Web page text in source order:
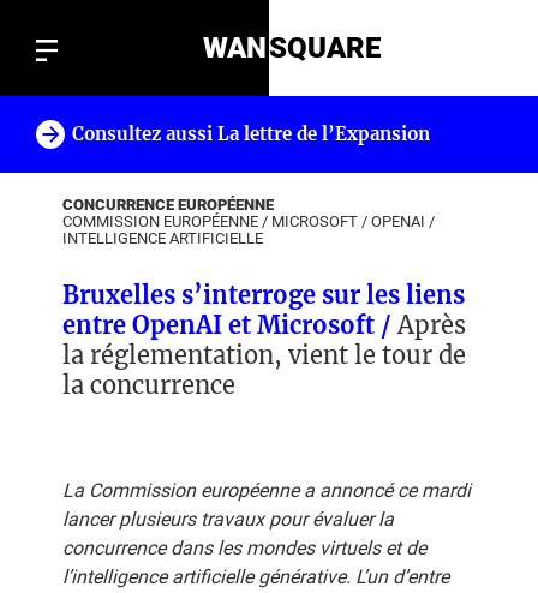
WANSQUARE
Consultez aussi La lettre de l’Expansion
CONCURRENCE EUROPÉENNE
COMMISSION EUROPÉENNE / MICROSOFT / OPENAI /
INTELLIGENCE ARTIFICIELLE
Bruxelles s’interroge sur les liens
entre OpenAI et Microsoft /Après
la réglementation, vient le tour de
la concurrence
La Commission européenne a annoncé ce mardi
lancer plusieurs travaux pour évaluer la
concurrence dans les mondes virtuels et de
l’intelligence artificielle générative. L’un d’entre